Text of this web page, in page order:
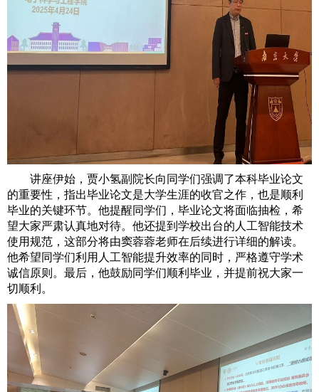
讲座伊始，贾小氢副院长向同学们强调了本科毕业论文
的重要性，指出毕业论文是大学生涯的收官之作，也是顺利
毕业的关键环节。他提醒同学们，毕业论文将面临抽检，希
望大家严肃认真地对待。他还提到学校出台的人工智能技术
使用规范，这部分将由窦蓉蓉老师在后续进行详细的解读。
他希望同学们利用人工智能提升效率的同时，严格遵守学术
诚信原则。最后，他鼓励同学们顺利毕业，并提前祝大家一
切顺利。